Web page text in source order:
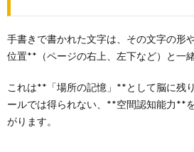
手書きで書かれた文字は、その文字の形
位置**（ページの右上、左下など）と一
これは**「場所の記憶」**として脳に残
ールでは得られない、**空間認知能力**
がります。